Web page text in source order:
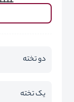
دو تخته
یک تخته